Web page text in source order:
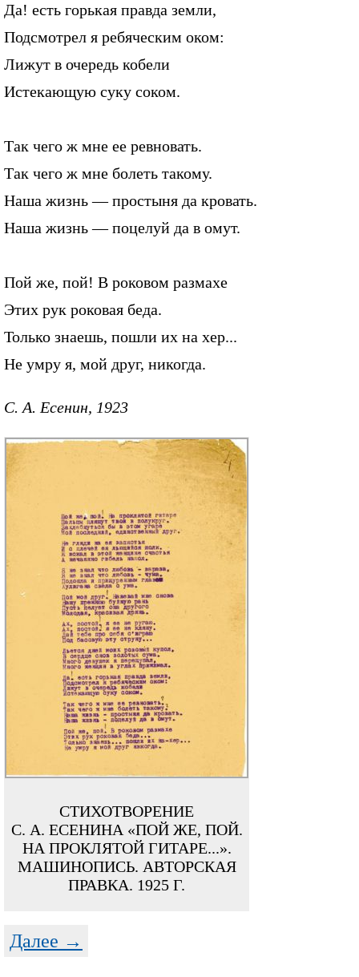
Да! есть горькая правда земли,
Подсмотрел я ребяческим оком:
Лижут в очередь кобели
Истекающую суку соком.
Так чего ж мне ее ревновать.
Так чего ж мне болеть такому.
Наша жизнь — простыня да кровать.
Наша жизнь — поцелуй да в омут.
Пой же, пой! В роковом размахе
Этих рук роковая беда.
Только знаешь, пошли их на хер...
Не умру я, мой друг, никогда.
С. А. Есенин, 1923
СТИХОТВОРЕНИЕ
С. А. ЕСЕНИНА «ПОЙ ЖЕ, ПОЙ.
НА ПРОКЛЯТОЙ ГИТАРЕ...».
МАШИНОПИСЬ. АВТОРСКАЯ
ПРАВКА. 1925 Г.
Далее →